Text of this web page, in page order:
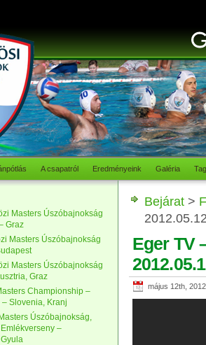
A csapatról Eredményeink Galéria
Bejárat >
Eger TV
május 12th, 2012
Masters Úszóbajnokság
Graz
Masters Úszóbajnokság
Masters Úszóbajnokság
Graz
Championship –
Slovenia, Kranj
Úszóbajnokság,
–